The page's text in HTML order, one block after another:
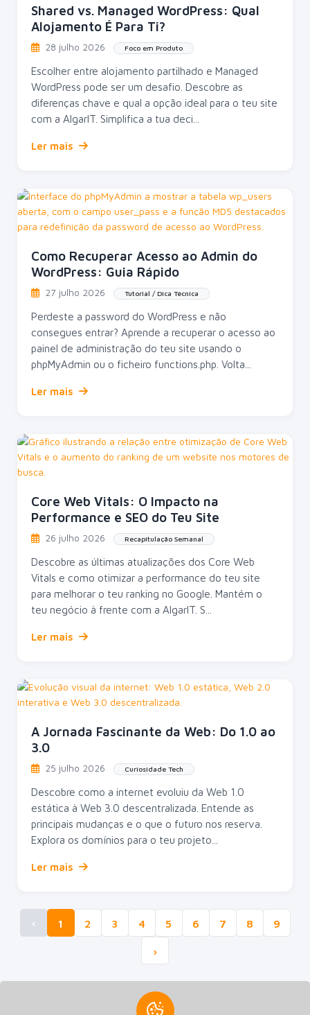
Shared vs. Managed WordPress: Qual
Alojamento É Para Ti?
28 julho 2026 Foco em Produto
Escolher entre alojamento partilhado e Managed
WordPress pode ser um desafio. Descobre as
diferenças chave e qual a opção ideal para o teu site
com a AlgarIT. Simplifica a tua deci...
Ler mais
Como Recuperar Acesso ao Admin do
WordPress: Guia Rápido
27 julho 2026 Tutorial / Dica Técnica
Perdeste a password do WordPress e não
consegues entrar? Aprende a recuperar o acesso ao
painel de administração do teu site usando o
phpMyAdmin ou o ficheiro functions.php. Volta...
Ler mais
Core Web Vitals: O Impacto na
Performance e SEO do Teu Site
26 julho 2026 Recapitulação Semanal
Descobre as últimas atualizações dos Core Web
Vitals e como otimizar a performance do teu site
para melhorar o teu ranking no Google. Mantém o
teu negócio à frente com a AlgarIT. S...
Ler mais
A Jornada Fascinante da Web: Do 1.0 ao
3.0
25 julho 2026 Curiosidade Tech
Descobre como a internet evoluiu da Web 1.0
estática à Web 3.0 descentralizada. Entende as
principais mudanças e o que o futuro nos reserva.
Explora os domínios para o teu projeto...
Ler mais
‹ 1 2 3 4 5 6 7 8 9
›